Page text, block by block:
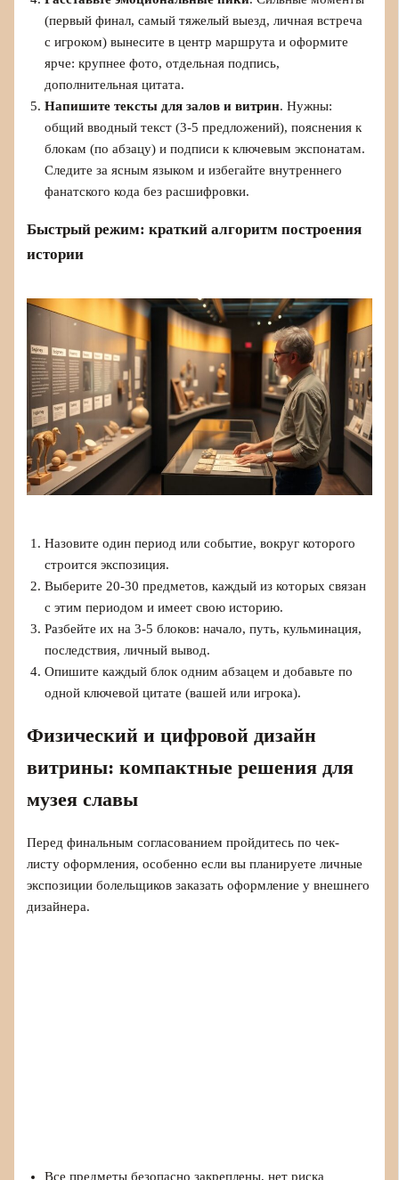
(первый финал, самый тяжелый выезд, личная встреча
с игроком) вынесите в центр маршрута и оформите
ярче: крупнее фото, отдельная подпись,
дополнительная цитата.
Напишите тексты для залов и витрин. Нужны:
общий вводный текст (3-5 предложений), пояснения к
блокам (по абзацу) и подписи к ключевым экспонатам.
Следите за ясным языком и избегайте внутреннего
фанатского кода без расшифровки.
Быстрый режим: краткий алгоритм построения
истории
Назовите один период или событие, вокруг которого
строится экспозиция.
Выберите 20-30 предметов, каждый из которых связан
с этим периодом и имеет свою историю.
Разбейте их на 3-5 блоков: начало, путь, кульминация,
последствия, личный вывод.
Опишите каждый блок одним абзацем и добавьте по
одной ключевой цитате (вашей или игрока).
Физический и цифровой дизайн
витрины: компактные решения для
музея славы
Перед финальным согласованием пройдитесь по чек-
листу оформления, особенно если вы планируете личные
экспозиции болельщиков заказать оформление у внешнего
дизайнера.
Все предметы безопасно закреплены, нет риска